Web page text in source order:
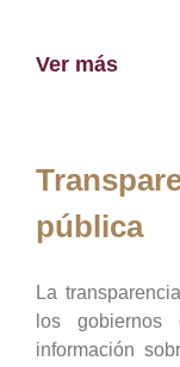
Ver más
pública
La
los
información